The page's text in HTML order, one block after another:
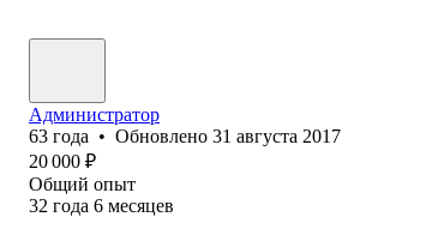
Администратор
63 года • Обновлено 31 августа 2017
20 000 ₽
Общий опыт
32 года 6 месяцев